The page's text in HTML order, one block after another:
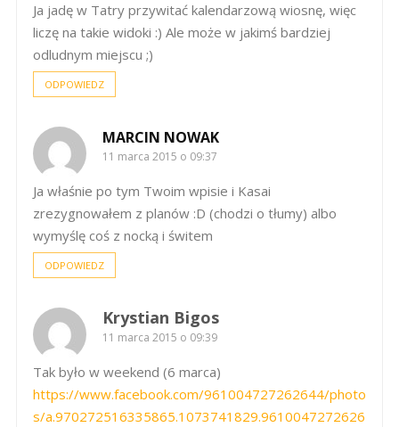
Ja jadę w Tatry przywitać kalendarzową wiosnę, więc
liczę na takie widoki :) Ale może w jakimś bardziej
odludnym miejscu ;)
ODPOWIEDZ
MARCIN NOWAK
11 marca 2015 o 09:37
Ja właśnie po tym Twoim wpisie i Kasai
zrezygnowałem z planów :D (chodzi o tłumy) albo
wymyślę coś z nocką i świtem
ODPOWIEDZ
Krystian Bigos
11 marca 2015 o 09:39
Tak było w weekend (6 marca)
https://www.facebook.com/961004727262644/photo
s/a.970272516335865.1073741829.9610047272626